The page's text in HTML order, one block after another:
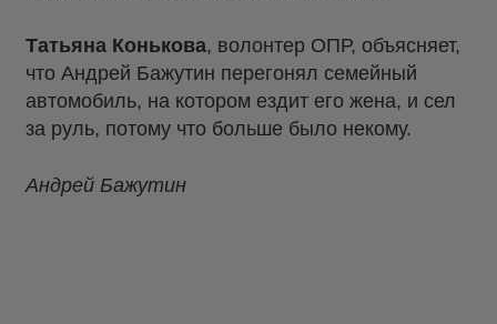
Татьяна Конькова, волонтер ОПР, объясняет,
что Андрей Бажутин перегонял семейный
автомобиль, на котором ездит его жена, и сел
за руль, потому что больше было некому.
Андрей Бажутин